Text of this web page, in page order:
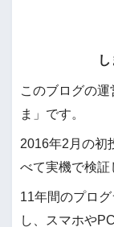
このブログの
ま」です。
2016年2月の初
べて実機で検証
11年間のプロ
し、スマホや